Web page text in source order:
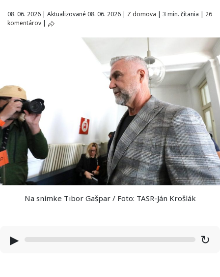
08. 06. 2026 | Aktualizované 08. 06. 2026 | Z domova | 3 min. čítania | 26
komentárov |
Na snímke Tibor Gašpar / Foto: TASR-Ján Krošlák
▶ ↻